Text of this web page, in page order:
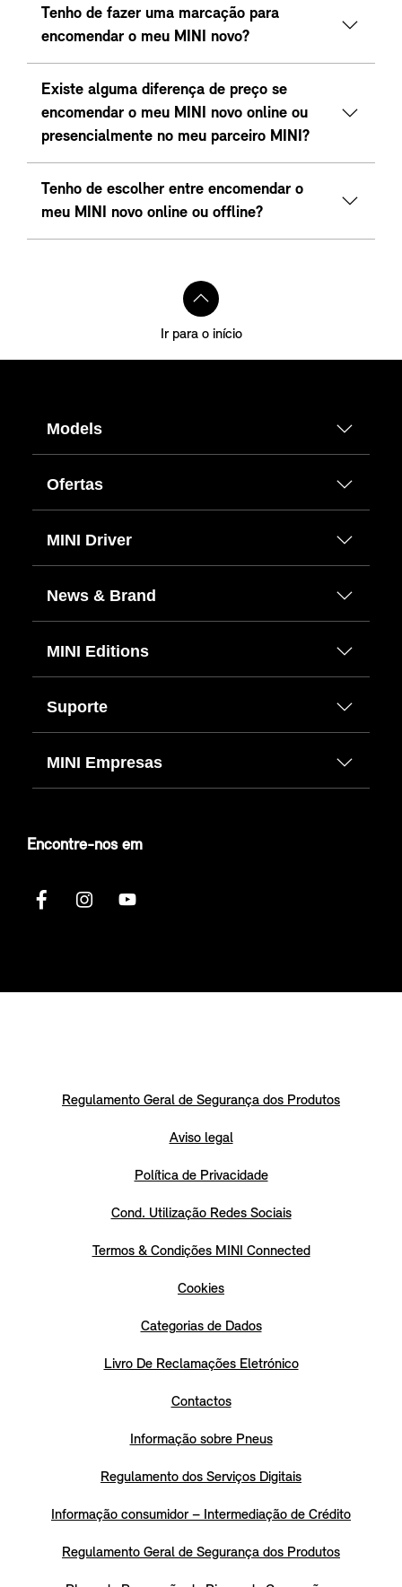
Tenho de fazer uma marcação para
encomendar o meu MINI novo?
Existe alguma diferença de preço se
encomendar o meu MINI novo online ou
presencialmente no meu parceiro MINI?
Tenho de escolher entre encomendar o
meu MINI novo online ou offline?
Ir para o início
Models
Ofertas
MINI Driver
News & Brand
MINI Editions
Suporte
MINI Empresas
Encontre-nos em
Regulamento Geral de Segurança dos Produtos
Aviso legal
Política de Privacidade
Cond. Utilização Redes Sociais
Termos & Condições MINI Connected
Cookies
Categorias de Dados
Livro De Reclamações Eletrónico
Contactos
Informação sobre Pneus
Regulamento dos Serviços Digitais
Informação consumidor – Intermediação de Crédito
Regulamento Geral de Segurança dos Produtos